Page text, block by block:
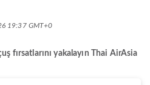
19:37 GMT+0
fırsatlarını yakalayın Thai AirAsia